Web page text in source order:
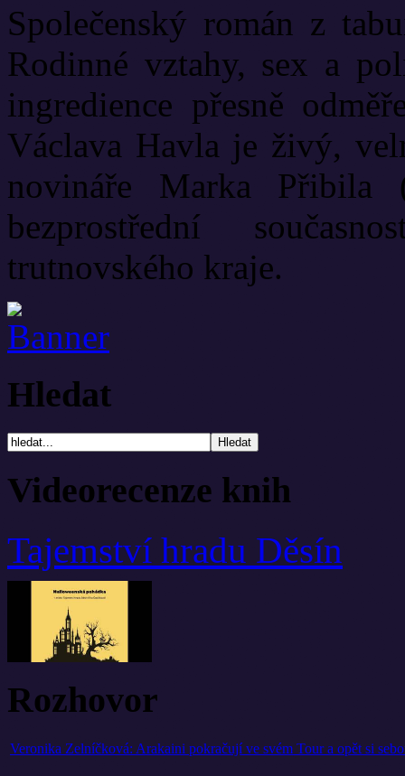
Společenský román z
Rodinné vztahy, sex a
ingredience přesně
Václava Havla je živý,
novináře Marka Přibila
bezprostřední
trutnovského kraje.
Hledat
Videorecenze knih
Tajemství hradu Děsín
Rozhovor
Veronika Zelníčková: Arakaini pokračují ve svém Tour a opět si